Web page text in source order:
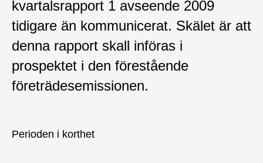
kvartalsrapport 1 avseende 2009
tidigare än kommunicerat. Skälet är att
denna rapport skall införas i
prospektet i den förestående
företrädesemissionen.
Perioden i korthet